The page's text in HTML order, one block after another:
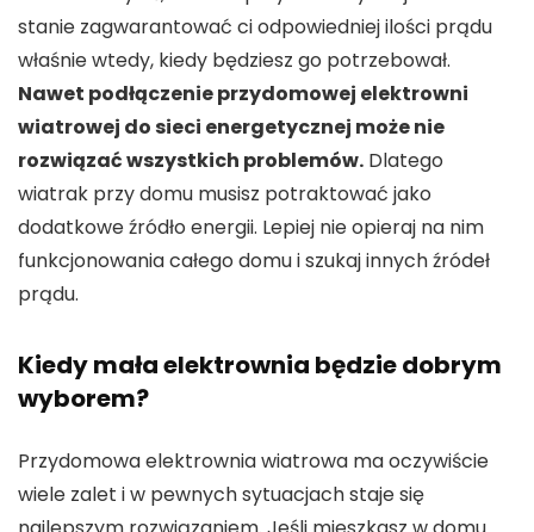
stanie zagwarantować ci odpowiedniej ilości prądu
właśnie wtedy, kiedy będziesz go potrzebował.
Nawet podłączenie przydomowej elektrowni
wiatrowej do sieci energetycznej może nie
rozwiązać wszystkich problemów. Dlatego
wiatrak przy domu musisz potraktować jako
dodatkowe źródło energii. Lepiej nie opieraj na nim
funkcjonowania całego domu i szukaj innych źródeł
prądu.
Kiedy mała elektrownia będzie dobrym
wyborem?
Przydomowa elektrownia wiatrowa ma oczywiście
wiele zalet i w pewnych sytuacjach staje się